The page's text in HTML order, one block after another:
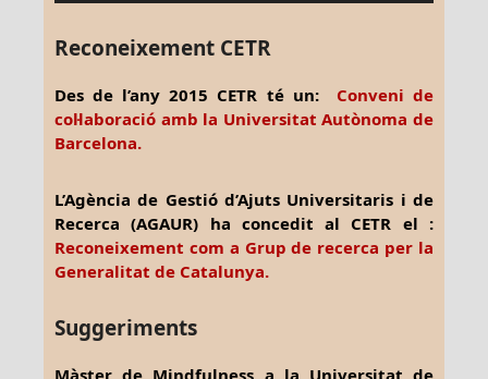
Reconeixement CETR
Des de l’any 2015 CETR té un: Conveni de
col·laboració amb la Universitat Autònoma de
Barcelona.
L’Agència de Gestió d’Ajuts Universitaris i de
Recerca (AGAUR) ha concedit al CETR el :
Reconeixement com a Grup de recerca per la
Generalitat de Catalunya.
Suggeriments
Màster de Mindfulness a la Universitat de